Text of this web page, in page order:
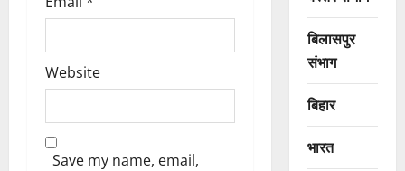
Website
Save my name, email,
बिलासपुर
संभाग
बिहार
भारत